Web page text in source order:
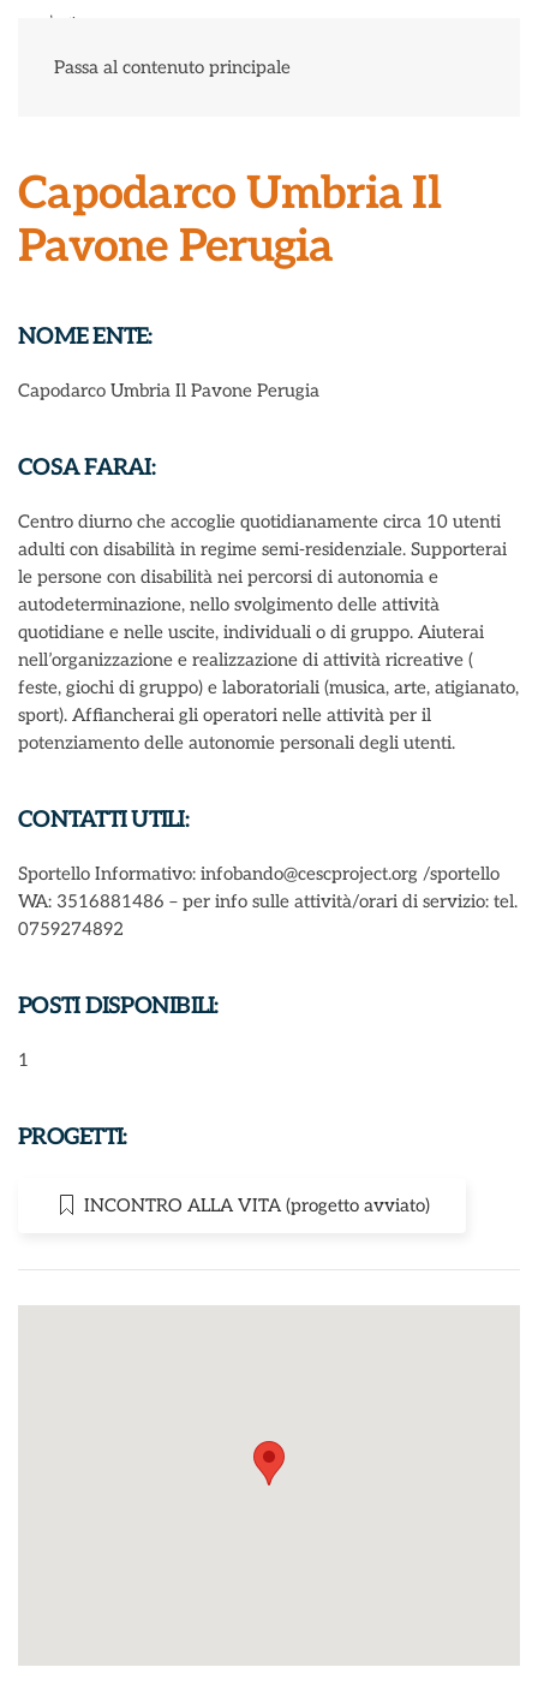
Passa al contenuto principale
Capodarco Umbria Il
Pavone Perugia
NOME ENTE:
Capodarco Umbria Il Pavone Perugia
COSA FARAI:
Centro diurno che accoglie quotidianamente circa 10 utenti
adulti con disabilità in regime semi-residenziale. Supporterai
le persone con disabilità nei percorsi di autonomia e
autodeterminazione, nello svolgimento delle attività
quotidiane e nelle uscite, individuali o di gruppo. Aiuterai
nell’organizzazione e realizzazione di attività ricreative (
feste, giochi di gruppo) e laboratoriali (musica, arte, atigianato,
sport). Affiancherai gli operatori nelle attività per il
potenziamento delle autonomie personali degli utenti.
CONTATTI UTILI:
Sportello Informativo: infobando@cescproject.org /sportello
WA: 3516881486 – per info sulle attività/orari di servizio: tel.
0759274892
POSTI DISPONIBILI:
1
PROGETTI:
INCONTRO ALLA VITA (progetto avviato)